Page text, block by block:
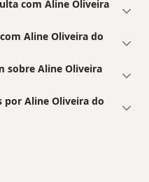
com Aline Oliveira
Aline Oliveira do
sobre Aline Oliveira
por Aline Oliveira do